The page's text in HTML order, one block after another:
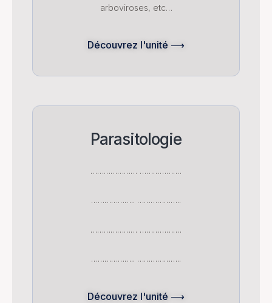
arboviroses, etc…
Découvrez l'unité ⟶
Parasitologie
………………… ……………….
……………….. ………………..
………………… ……………….
……………….. ………………..
Découvrez l'unité ⟶